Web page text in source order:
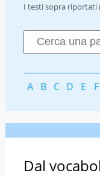
I testi sopra riportati
A B C D E F
Dal